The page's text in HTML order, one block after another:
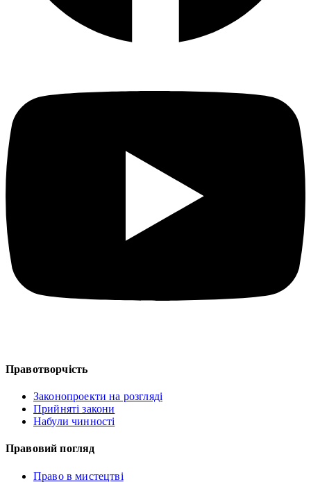
Правотворчість
Законопроекти на розгляді
Прийняті закони
Набули чинності
Правовий погляд
Право в мистецтві